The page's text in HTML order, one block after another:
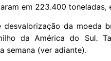
em 223.400
da moeda
da América do Sul.
semana (ver adiante).